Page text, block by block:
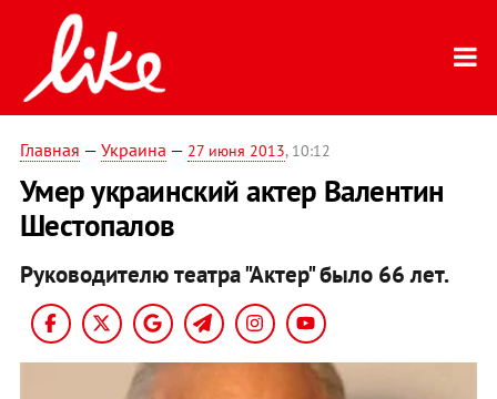
Главная — Украина — 27 июня 2013, 10:12
Умер украинский актер Валентин
Шестопалов
Руководителю театра "Актер" было 66 лет.